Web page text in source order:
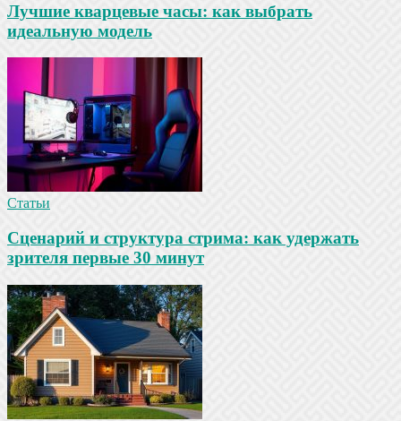
Лучшие кварцевые часы: как выбрать
идеальную модель
Статьи
Сценарий и структура стрима: как удержать
зрителя первые 30 минут